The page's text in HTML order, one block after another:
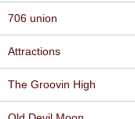
706 union
Attractions
The Groovin High